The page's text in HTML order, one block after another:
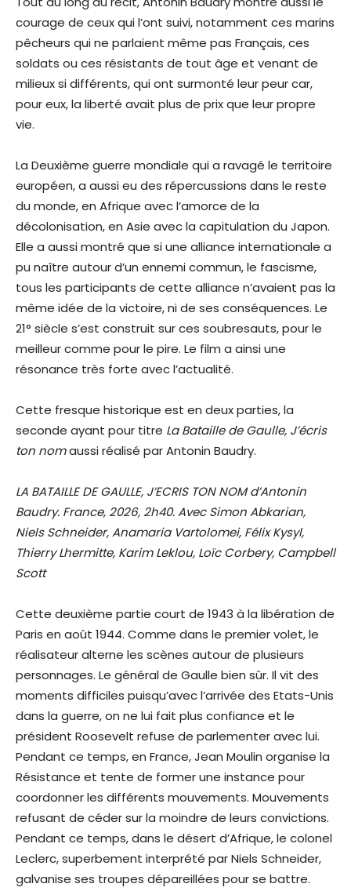
courage de ceux qui l’ont suivi, notamment ces marins
pêcheurs qui ne parlaient même pas Français, ces
soldats ou ces résistants de tout âge et venant de
milieux si différents, qui ont surmonté leur peur car,
pour eux, la liberté avait plus de prix que leur propre
vie.
La Deuxième guerre mondiale qui a ravagé le territoire
européen, a aussi eu des répercussions dans le reste
du monde, en Afrique avec l’amorce de la
décolonisation, en Asie avec la capitulation du Japon.
Elle a aussi montré que si une alliance internationale a
pu naître autour d’un ennemi commun, le fascisme,
tous les participants de cette alliance n’avaient pas la
même idée de la victoire, ni de ses conséquences. Le
21° siècle s’est construit sur ces soubresauts, pour le
meilleur comme pour le pire. Le film a ainsi une
résonance très forte avec l’actualité.
Cette fresque historique est en deux parties, la
seconde ayant pour titre La Bataille de Gaulle, J’écris
ton nomaussi réalisé par Antonin Baudry.
LA BATAILLE DE GAULLE, J’ECRIS TON NOM d’Antonin
Baudry. France, 2026, 2h40. Avec Simon Abkarian,
Niels Schneider, Anamaria Vartolomei, Félix Kysyl,
Thierry Lhermitte, Karim Leklou, Loïc Corbery, Campbell
Scott
Cette deuxième partie court de 1943 à la libération de
Paris en août 1944. Comme dans le premier volet, le
réalisateur alterne les scènes autour de plusieurs
personnages. Le général de Gaulle bien sûr. Il vit des
moments difficiles puisqu’avec l’arrivée des Etats-Unis
dans la guerre, on ne lui fait plus confiance et le
président Roosevelt refuse de parlementer avec lui.
Pendant ce temps, en France, Jean Moulin organise la
Résistance et tente de former une instance pour
coordonner les différents mouvements. Mouvements
refusant de céder sur la moindre de leurs convictions.
Pendant ce temps, dans le désert d’Afrique, le colonel
Leclerc, superbement interprété par Niels Schneider,
galvanise ses troupes dépareillées pour se battre.